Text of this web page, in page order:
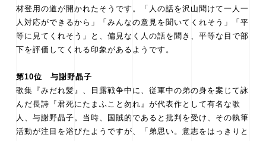
材登用の道が開かれたそうです。「人の話を沢山聞けて一人一
人対応ができるから」「みんなの意見を聞いてくれそう」「平
等に見てくれそう」と、偏見なく人の話を聞き、平等な目で部
下を評価してくれる印象があるようです。
第10位 与謝野晶子
歌集『みだれ髪』、日露戦争中に、従軍中の弟の身を案じて詠
んだ長詩『君死にたまふこと勿れ』が代表作として有名な歌
人、与謝野晶子。当時、国賊的であると批判を受け、その執筆
活動が注目を浴びたようですが、「弟思い。意志をはっきりと